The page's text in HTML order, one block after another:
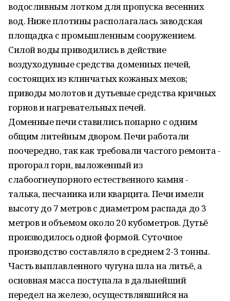
водосливным лотком для пропуска весенних
вод. Ниже плотины располагалась заводская
площадка с промышленным сооружением.
Силой воды приводились в действие
воздуходувные средства доменных печей,
состоящих из клинчатых кожаных мехов;
приводы молотов и дутьевые средства кричных
горнов и нагревательных печей.
Доменные печи ставились попарно с одним
общим литейным двором. Печи работали
поочередно, так как требовали частого ремонта -
прогорал горн, выложенный из
слабоогнеупорного естественного камня -
талька, песчаника или кварцита. Печи имели
высоту до 7 метров с диаметром распада до 3
метров и объемом около 20 кубометров. Дутьё
производилось одной формой. Суточное
производство составляло в среднем 2-3 тонны.
Часть выплавленного чугуна шла на литьё, а
основная масса поступала в дальнейший
передел на железо, осуществлявшийся на